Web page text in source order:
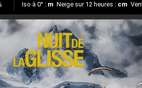
Iso à 0° : m Neige sur 12 heures : cm